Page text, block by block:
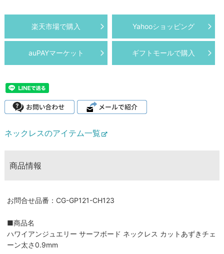
楽天市場で購入 Yahooショッピング
auPAYマーケット ギフトモールで購入
ネックレスのアイテム一覧
商品情報
お問合せ品番：CG-GP121-CH123
■商品名
ハワイアンジュエリー サーフボード ネックレス カットあずきチェ
ーン太さ0.9mm